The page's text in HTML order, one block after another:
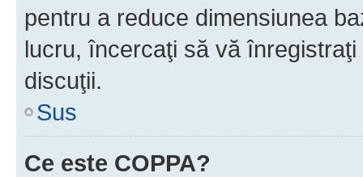
pentru a reduce dimensiunea
lucru, încercaţi să vă
discuţii.
Sus
Ce este COPPA?